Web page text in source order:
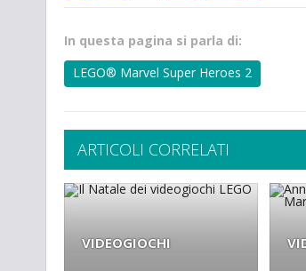
In questa pagina si parla di:
LEGO® Marvel Super Heroes 2
ARTICOLI CORRELATI
VIDEOGIOCHI